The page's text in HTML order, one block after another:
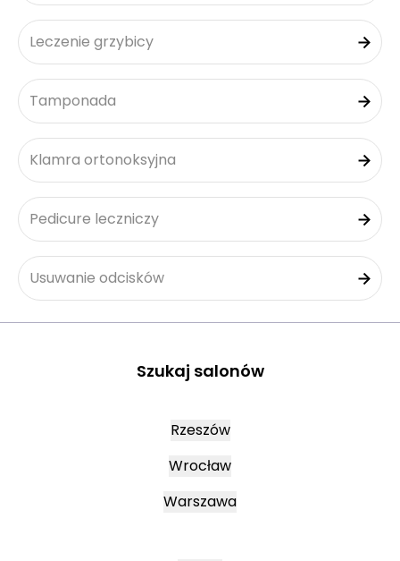
Leczenie grzybicy
Tamponada
Klamra ortonoksyjna
Pedicure leczniczy
Usuwanie odcisków
Szukaj salonów
Rzeszów
Wrocław
Warszawa